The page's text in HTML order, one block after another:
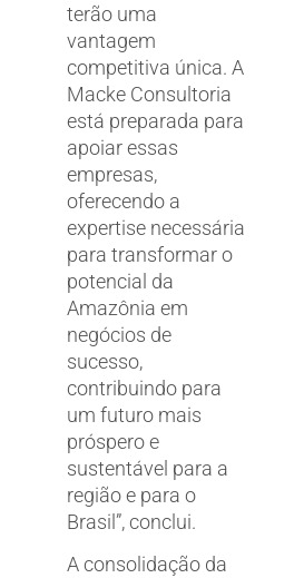
terão uma
vantagem
competitiva única. A
Macke Consultoria
está preparada para
apoiar essas
empresas,
oferecendo a
expertise necessária
para transformar o
potencial da
Amazônia em
negócios de
sucesso,
contribuindo para
um futuro mais
próspero e
sustentável para a
região e para o
Brasil”, conclui.
A consolidação da